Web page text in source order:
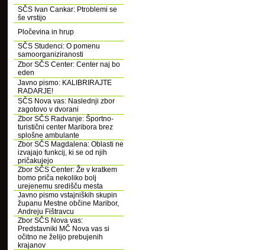
SČS Ivan Cankar: Ptroblemi se
še vrstijo
Pločevina in hrup
SČS Studenci: O pomenu
samoorganiziranosti
Zbor SČS Center: Center naj bo
eden
Javno pismo: KALIBRIRAJTE
RADARJE!
SČS Nova vas: Naslednji zbor
zagotovo v dvorani
Zbor SČS Radvanje: Športno-
turistični center Maribora brez
splošne ambulante
Zbor SČS Magdalena: Oblasti ne
izvajajo funkcij, ki se od njih
pričakujejo
Zbor SČS Center: Že v kratkem
bomo priča nekoliko bolj
urejenemu središču mesta
Javno pismo vstajniških skupin
županu Mestne občine Maribor,
Andreju Fištravcu
Zbor SČS Nova vas:
Predstavniki MČ Nova vas si
očitno ne želijo prebujenih
krajanov